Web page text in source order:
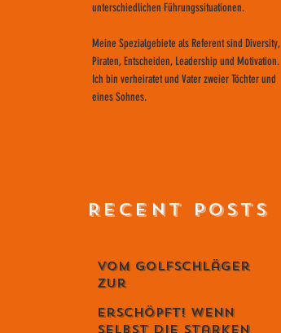
unterschiedlichen Führungssituationen.
Meine Spezialgebiete als Referent sind Diversity,
Piraten, Entscheiden, Leadership und Motivation.
Ich bin verheiratet und Vater zweier Töchter und
eines Sohnes.
RECENT POSTS
Vom Golfschläger
zur
Erschöpft! Wenn
selbst die Starken